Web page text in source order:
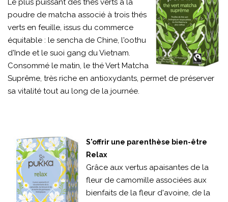
Le plus puissant des thés verts à la
poudre de matcha associé à trois thés
verts en feuille, issus du commerce
équitable : le sencha de Chine, l'oothu
d'Inde et le suoi gang du Vietnam.
Consommé le matin, le thé Vert Matcha
Suprême, très riche en antioxydants, permet de préserver
sa vitalité tout au long de la journée.
S'offrir une parenthèse bien-être
Relax
Grâce aux vertus apaisantes de la
fleur de camomille associées aux
bienfaits de la fleur d'avoine, de la